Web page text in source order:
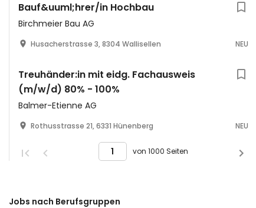
Bauf&uuml;hrer/in Hochbau
Birchmeier Bau AG
Husacherstrasse 3, 8304 Wallisellen NEU
Treuhänder:in mit eidg. Fachausweis
(m/w/d) 80% - 100%
Balmer-Etienne AG
Rothusstrasse 21, 6331 Hünenberg NEU
von 1000 Seiten
Jobs nach Berufsgruppen